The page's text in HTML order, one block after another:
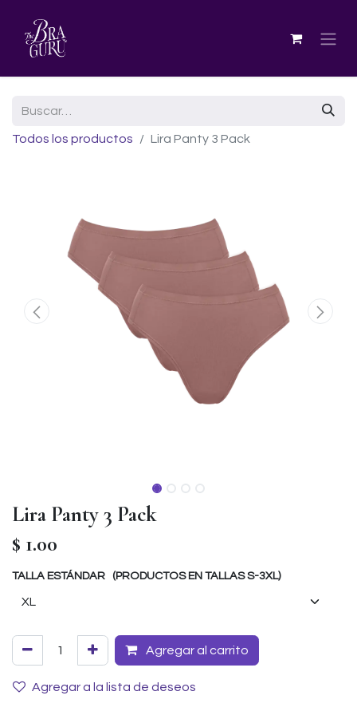
Todos los productos Lira Panty 3 Pack
Lira Panty 3 Pack
$ 1.00
TALLA ESTÁNDAR (PRODUCTOS EN TALLAS S-3XL)
Agregar al carrito
Agregar a la lista de deseos